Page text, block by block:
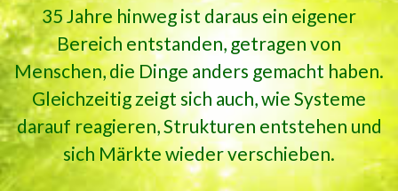
35 Jahre hinweg ist daraus ein eigener
Bereich entstanden, getragen von
Menschen, die Dinge anders gemacht haben.
Gleichzeitig zeigt sich auch, wie Systeme
darauf reagieren, Strukturen entstehen und
sich Märkte wieder verschieben.